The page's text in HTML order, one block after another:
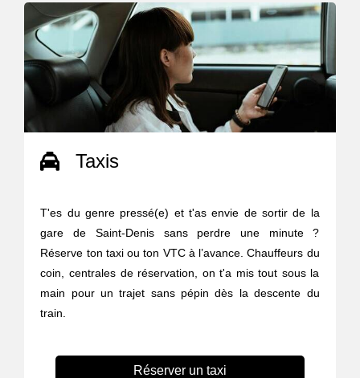
Taxis
T'es du genre pressé(e) et t'as envie de sortir de la
gare de Saint-Denis sans perdre une minute ?
Réserve ton taxi ou ton VTC à l’avance. Chauffeurs du
coin, centrales de réservation, on t'a mis tout sous la
main pour un trajet sans pépin dès la descente du
train.
Réserver un taxi